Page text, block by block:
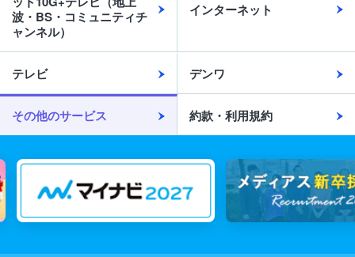
波・BS・コミュニティチ
ャンネル）
インターネット
テレビ デンワ
その他のサービス 約款・利用規約